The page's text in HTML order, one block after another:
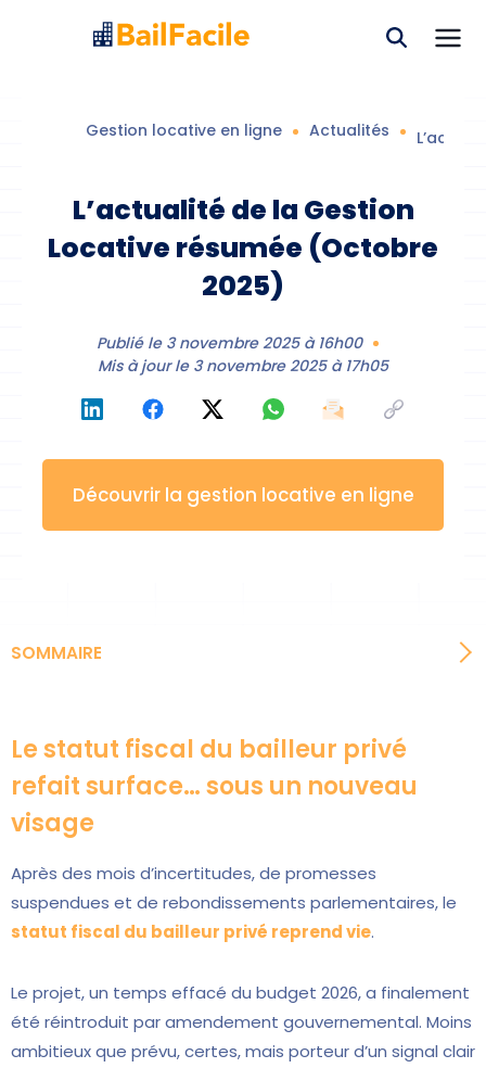
Gestion locative en ligne Actualités
L’actualité de la Gestion
Locative résumée (Octobre
2025)
Publié le 3 novembre 2025 à 16h00
Mis à jour le 3 novembre 2025 à 17h05
Découvrir la gestion locative en ligne
SOMMAIRE
Le statut fiscal du bailleur privé
refait surface… sous un nouveau
visage
Après des mois d’incertitudes, de promesses
suspendues et de rebondissements parlementaires, le
statut fiscal du bailleur privé reprend vie.
Le projet, un temps effacé du budget 2026, a finalement
été réintroduit par amendement gouvernemental. Moins
ambitieux que prévu, certes, mais porteur d’un signal clair